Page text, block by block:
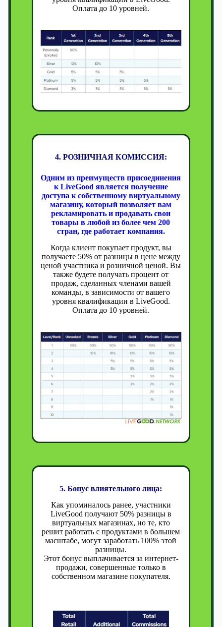
Оплата до 10 уровней.
4. РОЗНИЧНАЯ КОМИССИЯ:
Одним из преимуществ присоединения
к LiveGood является получение
доступа к собственному виртуальному
магазину, который позволяет вам
рекламировать и продавать свои
товары в любой из более чем 200
стран, где работает компания.
Когда клиент покупает продукт, вы
получаете 50% от разницы в цене между
ценой участника и розничной ценой. Вы
также будете получать процент от
продаж, сделанных членами вашей
команды, в зависимости от вашего
уровня квалификации в LiveGood.
Оплата до 10 уровней.
5. Бонус влиятельного лица:
Как упоминалось ранее, участники
LiveGood получают 50% разницы в
виртуальных магазинах, но те, кто
решит работать с продуктами в большем
масштабе, могут заработать 100% этой
разницы.
Этот бонус выплачивается за интернет-
продажи, совершенные только в
собственном магазине покупателя.